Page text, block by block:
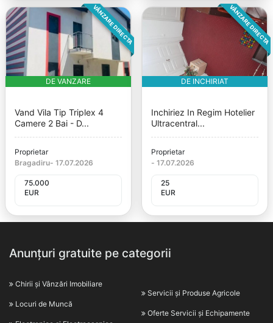
VÂNZARE DIRECTA
DE VANZARE
Vand Vila Tip Triplex 4
Camere 2 Bai - D...
Proprietar
Bragadiru- 17.07.2026
75.000
EUR
VÂNZARE DIRECTA
DE INCHIRIAT
Inchiriez In Regim Hotelier
Ultracentral...
Proprietar
- 17.07.2026
25
EUR
Anunțuri gratuite pe categorii
Chirii și Vânzări Imobiliare
Locuri de Muncă
Servicii și Produse Agricole
Oferte Servicii și Echipamente